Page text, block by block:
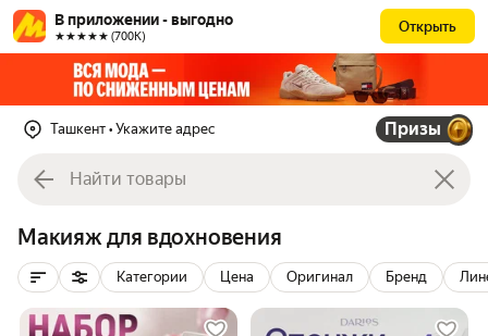
В приложении - выгодно
★★★★★ (700К)
Открыть
Ташкент • Укажите адрес Призы
Макияж для вдохновения
Категории Цена Оригинал Бренд